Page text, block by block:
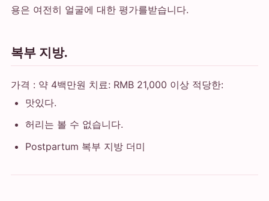
용은 여전히 얼굴에 대한 평가를받습니다.
복부 지방.
가격 : 약 4백만원 치료: RMB 21,000 이상 적당한:
맛있다.
허리는 볼 수 없습니다.
Postpartum 복부 지방 더미